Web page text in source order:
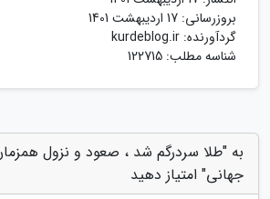
بروزرسانی: 17 اردیبهشت 1401
گردآورنده: kurdeblog.ir
شناسه مطلب: 122715
به "طلا سردرگم شد ، صعود و نزول
جهانی" امتیاز دهید